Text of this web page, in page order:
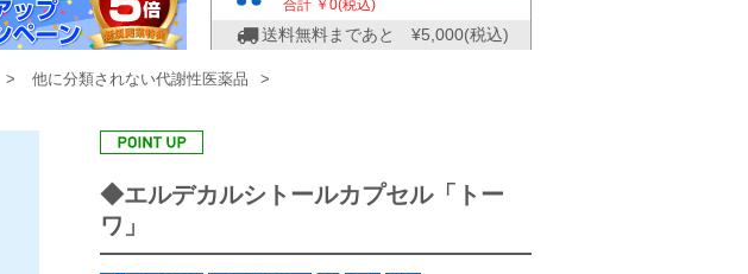
合計 ￥ 0(税込)
送料無料まであと ¥5,000(税込)
他に分類されない代謝性医薬品
◆エルデカルシトールカプセル「トー
ワ」